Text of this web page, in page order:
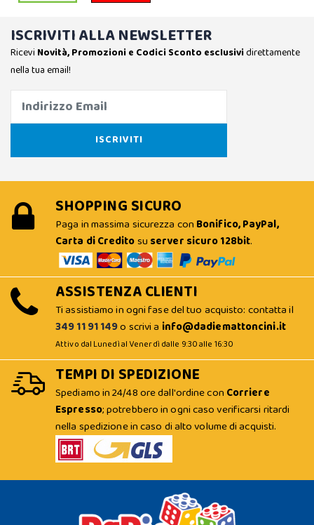
ISCRIVITI ALLA NEWSLETTER
Ricevi Novità, Promozioni e Codici Sconto esclusividirettamente
nella tua email!
SHOPPING SICURO
Paga in massima sicurezza con Bonifico, PayPal,
Carta di Creditosu server sicuro 128bit.
ASSISTENZA CLIENTI
Ti assistiamo in ogni fase del tuo acquisto: contatta il
349 11 91 149o scrivi a info@dadiemattoncini.it
Attivo dal Lunedì al Venerdì dalle 9:30 alle 16:30
TEMPI DI SPEDIZIONE
Spediamo in 24/48 ore dall'ordine con Corriere
Espresso; potrebbero in ogni caso verificarsi ritardi
nella spedizione in caso di alto volume di acquisti.